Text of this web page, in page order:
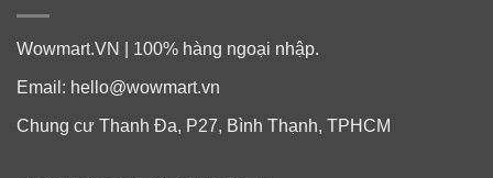
Wowmart.VN | 100% hàng ngoại nhập.
Email: hello@wowmart.vn
Chung cư Thanh Đa, P27, Bình Thạnh, TPHCM